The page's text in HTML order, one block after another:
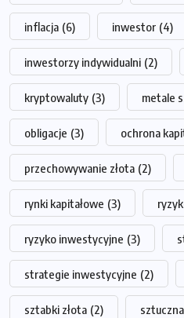
inflacja (6) inwestor (4)
inwestorzy indywidualni (2)
kryptowaluty (3) metale
obligacje (3) ochrona
przechowywanie złota (2)
rynki kapitałowe (3)
ryzyko inwestycyjne (3)
strategie inwestycyjne (2)
sztabki złota (2)